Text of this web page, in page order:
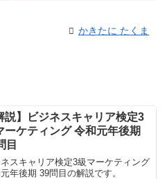
かきたに たくま
説】ビジネスキャリア検定3
ーケティング 令和元年後期
目
ネスキャリア検定3級マーケティング
年後期 39問目の解説です。